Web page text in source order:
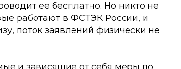
ее бесплатно. Но никто не
работают в ФСТЭК России, и
поток заявлений физически не
и зависящие от себя меры по